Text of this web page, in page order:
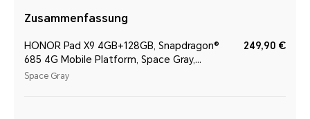
Zusammenfassung
HONOR Pad X9 4GB+128GB, Snapdragon®
685 4G Mobile Platform, Space Gray,
Surround 6-Lautsprecher
Space Gray
249,90 €